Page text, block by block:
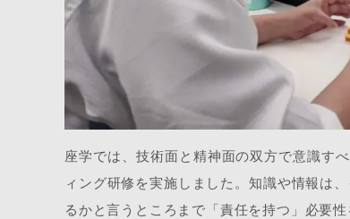
座学では、技術面と精神面の双方で意識す
ィング研修を実施しました。知識や情報は
るかと言うところまで「責任を持つ」必要性